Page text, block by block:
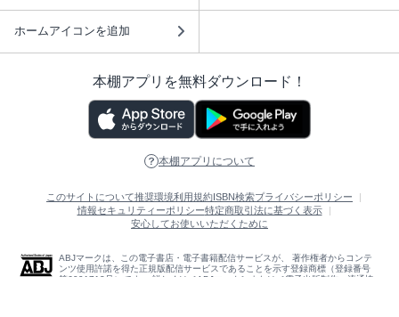
ホームアイコンを追加
本棚アプリを無料ダウンロード！
本棚アプリについて
このサイトについて推奨環境利用規約ISBN検索プライバシーポリシー
情報セキュリティーポリシー特定商取引法に基づく表示
安心してお使いいただくために
ABJマークは、この電子書店・電子書籍配信サービスが、 著作権者からコンテ
ンツ使用許諾を得た正規版配信サービスであることを示す登録商標（登録番号
第6091713号）です。 詳しくは［ABJマーク］または［電子出版制作・流通協